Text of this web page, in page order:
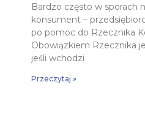
Bardzo często w sporach
konsument –
po pomoc do Rzecznika
Obowiązkiem Rzecznika
jeśli wchodzi
Przeczytaj »